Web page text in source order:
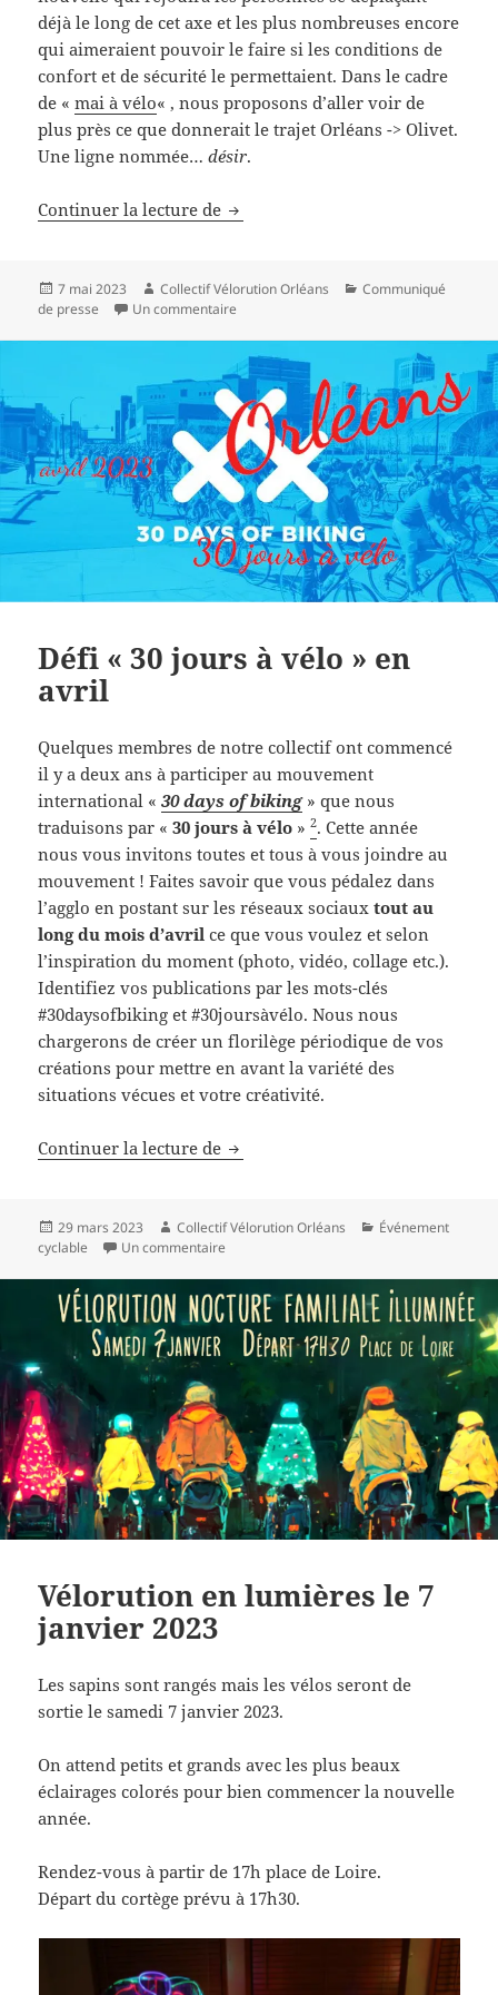
déjà le long de cet axe et les plus nombreuses encore
qui aimeraient pouvoir le faire si les conditions de
confort et de sécurité le permettaient. Dans le cadre
de «mai à vélo« , nous proposons d’aller voir de
plus près ce que donnerait le trajet Orléans -> Olivet.
Une ligne nommée…désir.
Continuer la lecture de Voici la vélOroute qu’il nous faut
Publié
le
7 mai 2023 Auteur
Collectif Vélorution Orléans Catégories
Communiqué
de presse
Un commentaire
Défi « 30 jours à vélo » en
avril
Quelques membres de notre collectif ont commencé
il y a deux ans à participer au mouvement
international «30 days of biking» que nous
traduisons par «30 jours à vélo »2. Cette année
nous vous invitons toutes et tous à vous joindre au
mouvement ! Faites savoir que vous pédalez dans
l’agglo en postant sur les réseaux sociauxtout au
long du mois d’avril ce que vous voulez et selon
l’inspiration du moment (photo, vidéo, collage etc.).
Identifiez vos publications par les mots-clés
#30daysofbiking et #30joursàvélo. Nous nous
chargerons de créer un florilège périodique de vos
créations pour mettre en avant la variété des
situations vécues et votre créativité.
Continuer la lecture de Défi « 30 jours à vélo » en avril
Publié
le
29 mars 2023 Auteur
Collectif Vélorution Orléans Catégories
Événement
cyclable
Un commentaire
Vélorution en lumières le 7
janvier 2023
Les sapins sont rangés mais les vélos seront de
sortie le samedi 7 janvier 2023.
On attend petits et grands avec les plus beaux
éclairages colorés pour bien commencer la nouvelle
année.
Rendez-vous à partir de 17h place de Loire.
Départ du cortège prévu à 17h30.